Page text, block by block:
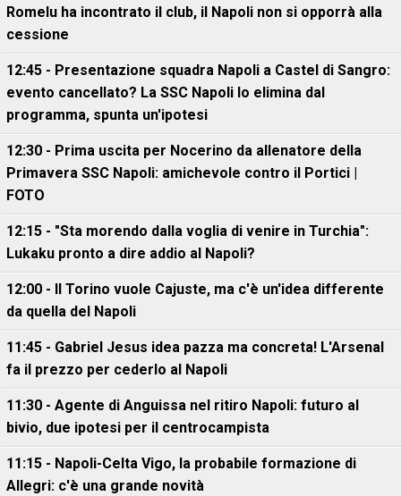
Romelu ha incontrato il club, il Napoli non si opporrà alla
cessione
12:45 - Presentazione squadra Napoli a Castel di Sangro:
evento cancellato? La SSC Napoli lo elimina dal
programma, spunta un'ipotesi
12:30 - Prima uscita per Nocerino da allenatore della
Primavera SSC Napoli: amichevole contro il Portici |
FOTO
12:15 - "Sta morendo dalla voglia di venire in Turchia":
Lukaku pronto a dire addio al Napoli?
12:00 - Il Torino vuole Cajuste, ma c'è un'idea differente
da quella del Napoli
11:45 - Gabriel Jesus idea pazza ma concreta! L'Arsenal
fa il prezzo per cederlo al Napoli
11:30 - Agente di Anguissa nel ritiro Napoli: futuro al
bivio, due ipotesi per il centrocampista
11:15 - Napoli-Celta Vigo, la probabile formazione di
Allegri: c'è una grande novità